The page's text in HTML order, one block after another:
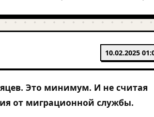
10.02.2025
Это минимум. И не считая
от миграционной службы.